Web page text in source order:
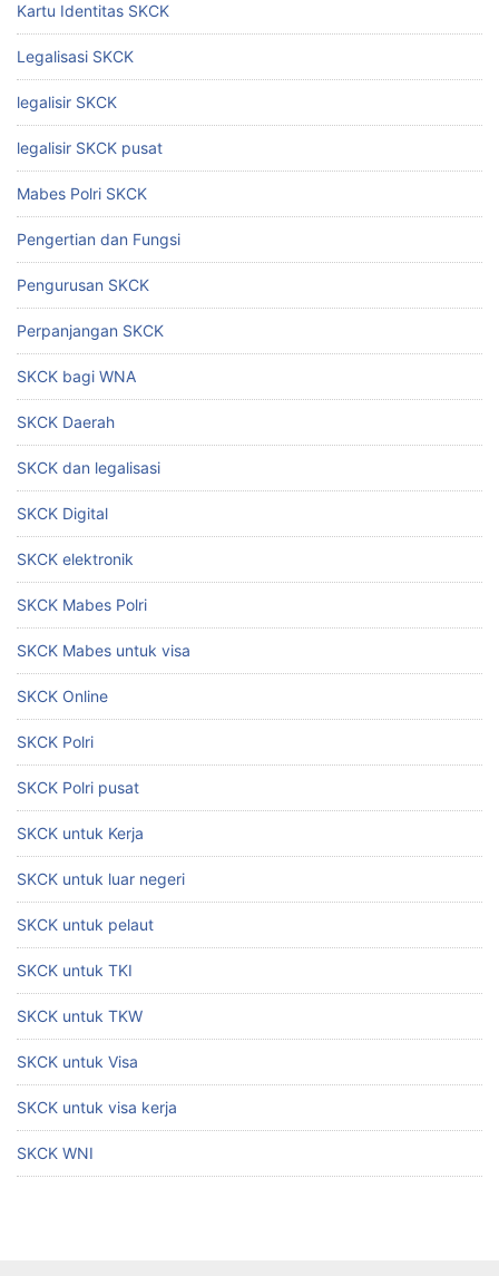
Kartu Identitas SKCK
Legalisasi SKCK
legalisir SKCK
legalisir SKCK pusat
Mabes Polri SKCK
Pengertian dan Fungsi
Pengurusan SKCK
Perpanjangan SKCK
SKCK bagi WNA
SKCK Daerah
SKCK dan legalisasi
SKCK Digital
SKCK elektronik
SKCK Mabes Polri
SKCK Mabes untuk visa
SKCK Online
SKCK Polri
SKCK Polri pusat
SKCK untuk Kerja
SKCK untuk luar negeri
SKCK untuk pelaut
SKCK untuk TKI
SKCK untuk TKW
SKCK untuk Visa
SKCK untuk visa kerja
SKCK WNI